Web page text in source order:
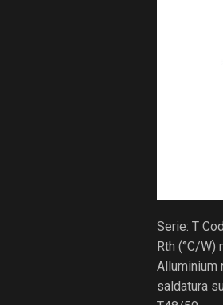
Serie: T
Rth (°C/W)
Alluminium
saldatura